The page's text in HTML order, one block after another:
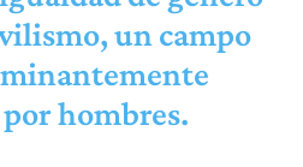
un campo
hombres.